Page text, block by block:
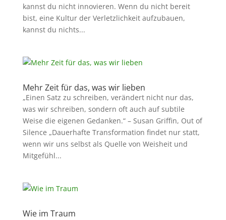
kannst du nicht innovieren. Wenn du nicht bereit
bist, eine Kultur der Verletzlichkeit aufzubauen,
kannst du nichts...
Mehr Zeit für das, was wir lieben
„Einen Satz zu schreiben, verändert nicht nur das,
was wir schreiben, sondern oft auch auf subtile
Weise die eigenen Gedanken.“ – Susan Griffin, Out of
Silence „Dauerhafte Transformation findet nur statt,
wenn wir uns selbst als Quelle von Weisheit und
Mitgefühl...
Wie im Traum